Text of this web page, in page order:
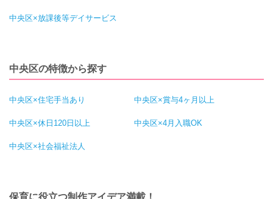
中央区×放課後等デイサービス
中央区の特徴から探す
中央区×住宅手当あり 中央区×賞与4ヶ月以上
中央区×休日120日以上 中央区×4月入職OK
中央区×社会福祉法人
保育に役立つ制作アイデア満載！